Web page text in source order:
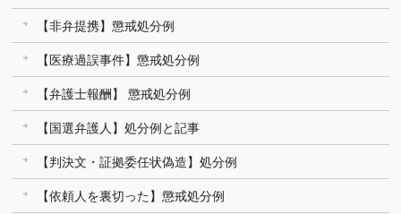
【非弁提携】懲戒処分例
【医療過誤事件】懲戒処分例
【弁護士報酬】 懲戒処分例
【国選弁護人】処分例と記事
【判決文・証拠委任状偽造】処分例
【依頼人を裏切った】懲戒処分例